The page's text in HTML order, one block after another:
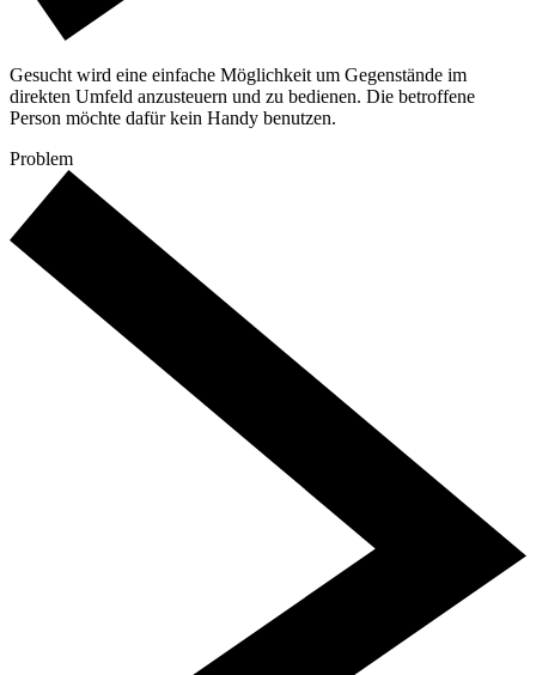
Gesucht wird eine einfache Möglichkeit um Gegenstände im
direkten Umfeld anzusteuern und zu bedienen. Die betroffene
Person möchte dafür kein Handy benutzen.
Problem